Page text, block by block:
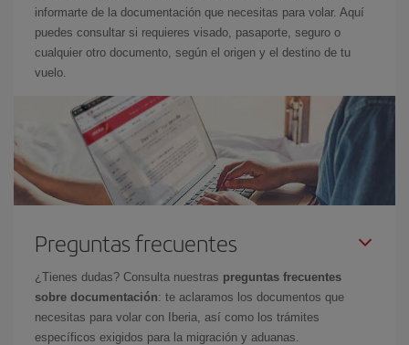
informarte de la documentación que necesitas para volar. Aquí
puedes consultar si requieres visado, pasaporte, seguro o
cualquier otro documento, según el origen y el destino de tu
vuelo.
Preguntas frecuentes
¿Tienes dudas? Consulta nuestras preguntas frecuentes
sobre documentación: te aclaramos los documentos que
necesitas para volar con Iberia, así como los trámites
específicos exigidos para la migración y aduanas.